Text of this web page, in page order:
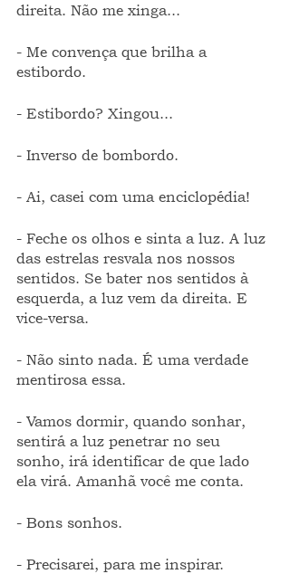
direita. Não me xinga...
- Me convença que brilha a
estibordo.
- Estibordo? Xingou...
- Inverso de bombordo.
- Ai, casei com uma enciclopédia!
- Feche os olhos e sinta a luz. A luz
das estrelas resvala nos nossos
sentidos. Se bater nos sentidos à
esquerda, a luz vem da direita. E
vice-versa.
- Não sinto nada. É uma verdade
mentirosa essa.
- Vamos dormir, quando sonhar,
sentirá a luz penetrar no seu
sonho, irá identificar de que lado
ela virá. Amanhã você me conta.
- Bons sonhos.
- Precisarei, para me inspirar.